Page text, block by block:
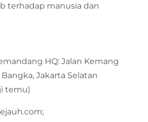
terhadap manusia dan
HQ: Jalan Kemang
Bangka, Jakarta Selatan
temu)